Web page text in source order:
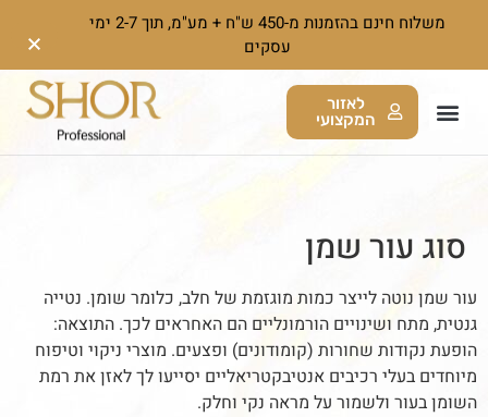
לאזור
המקצועי
סוג עור שמן
עור שמן נוטה לייצר כמות מוגזמת של חלב, כלומר שומן. נטייה
גנטית, מתח ושינויים הורמונליים הם האחראים לכך. התוצאה:
הופעת נקודות שחורות (קומודונים) ופצעים. מוצרי ניקוי וטיפוח
מיוחדים בעלי רכיבים אנטיבקטריאליים יסייעו לך לאזן את רמת
השומן בעור ולשמור על מראה נקי וחלק.
משלוח חינם בהזמנות מ-450 ש"ח + מע"מ, תוך 2-7 ימי
עסקים